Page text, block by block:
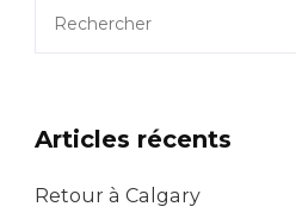
Articles récents
Retour à Calgary